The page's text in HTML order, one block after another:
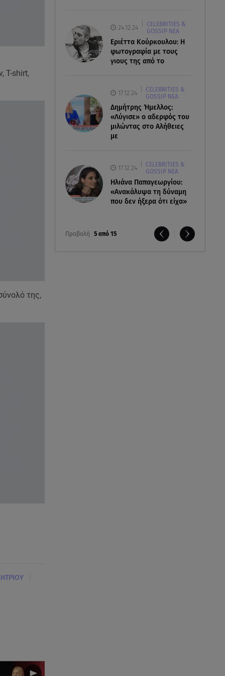
24.12.24
CELEBRITIES &
GOSSIP ΝΕΑ
Εριέττα Κούρκουλου: Η
φωτογραφία με τους
γιους της από το
17.12.24
CELEBRITIES &
GOSSIP ΝΕΑ
Δημήτρης Ήμελλος:
«Λύγισε» ο αδερφός του
μιλώντας στο Αλήθειες
με
17.12.24
CELEBRITIES &
GOSSIP ΝΕΑ
Ηλιάνα Παπαγεωργίου:
«Ανακάλυψα τη δύναμη
που δεν ήξερα ότι είχα»
Προβολή 5 από 15
Τ-shirt,
της,